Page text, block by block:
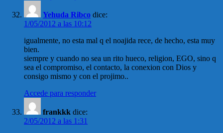
Yehuda Ribco dice:
1/05/2012 a las 10:12
igualmente, no esta mal q el noajida rece, de hecho, esta muy
bien.
siempre y cuando no sea un rito hueco, religion, EGO, sino q
sea el compromiso, el contacto, la conexion con Dios y
consigo mismo y con el projimo..
Accede para responder
frankkk dice:
2/05/2012 a las 1:31